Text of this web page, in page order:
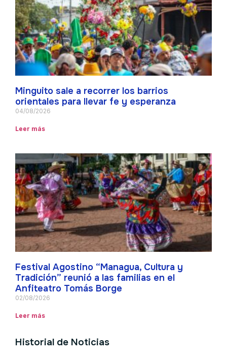
Minguito sale a recorrer los barrios
orientales para llevar fe y esperanza
04/08/2026
Leer más
Festival Agostino “Managua, Cultura y
Tradición” reunió a las familias en el
Anfiteatro Tomás Borge
02/08/2026
Leer más
Historial de Noticias